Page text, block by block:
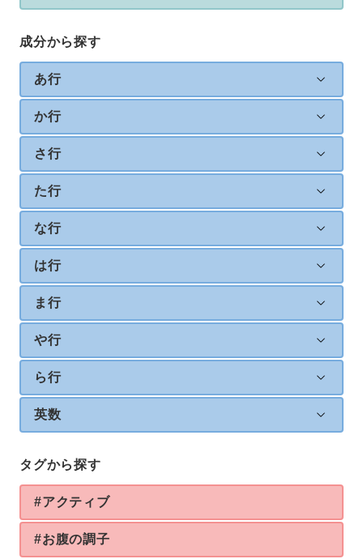
成分から探す
あ行
か行
さ行
た行
な行
は行
ま行
や行
ら行
英数
タグから探す
#アクティブ
#お腹の調子